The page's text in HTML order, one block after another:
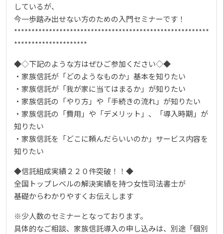
しているが、
今一歩踏み出せない方のための入門セミナーです！
********************************************************
*********************
◆◇下記のような方はぜひご参加ください◇◆
・家族信託が「どのようなものか」基本を知りたい
・家族信託が「我が家に当てはまるか」が知りたい
・家族信託の「やり方」や「手続きの流れ」が知りたい
・家族信託の「費用」や「デメリット」、「導入時期」が
知りたい
・家族信託を「どこに頼んだらいいのか」サービス内容を
知りたい
◆信託組成実績２２０件突破！！◆
全国トップレベルの解決実績を持つ女性司法書士が
基礎からわかりやすくお伝えします
※少人数のセミナーとなっております。
具体的なご相談、家族信託導入の申し込みは、別途「個別